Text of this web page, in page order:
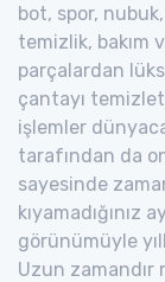
bot, spor,
temizlik, bakım
parçalardan
çantayı
işlemler
tarafından da
sayesinde
kıyamadığınız
görünümüyle
Uzun zamandır